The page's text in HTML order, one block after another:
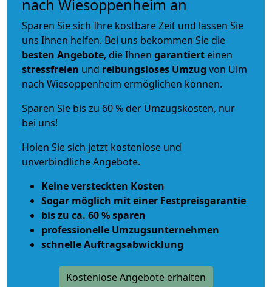
nach Wiesoppenheim an
Sparen Sie sich Ihre kostbare Zeit und lassen Sie
uns Ihnen helfen. Bei uns bekommen Sie die
besten Angebote, die Ihnen garantiert einen
stressfreien und reibungsloses Umzug von Ulm
nach Wiesoppenheim ermöglichen können.
Sparen Sie bis zu 60 % der Umzugskosten, nur
bei uns!
Holen Sie sich jetzt kostenlose und
unverbindliche Angebote.
Keine versteckten Kosten
Sogar möglich mit einer Festpreisgarantie
bis zu ca. 60 % sparen
professionelle Umzugsunternehmen
schnelle Auftragsabwicklung
Kostenlose Angebote erhalten